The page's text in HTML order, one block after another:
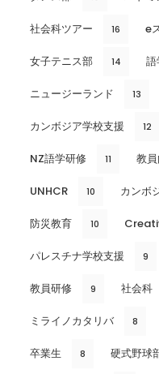
社会科ツアー 16 e
女子テニス部 14
ニュージーランド 13
カンボジア学校支援 12
NZ語学研修 11 教
UNHCR 10 カンボ
防災教育 10
パレスチナ学校支援 9
教員研修 9 社会科
ミライノカタリバ 8
卒業生 8 硬式野球